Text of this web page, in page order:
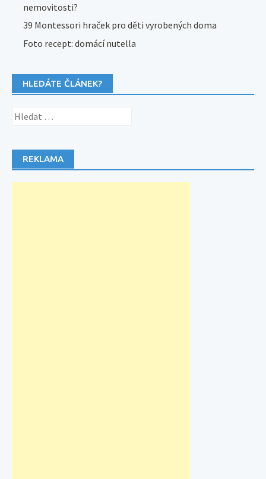
nemovitosti?
39 Montessori hraček pro děti vyrobených doma
Foto recept: domácí nutella
HLEDÁTE ČLÁNEK?
Vyhledávání
REKLAMA